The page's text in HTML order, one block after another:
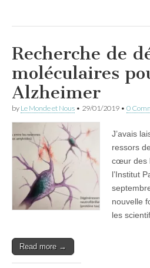
Recherche de
moléculaires
Alzheimer
by Le Monde et Nous • 29/01/2019 • 0
J’avais
ressors
cœur des
l’Institut
nouvelle
les
Read more →